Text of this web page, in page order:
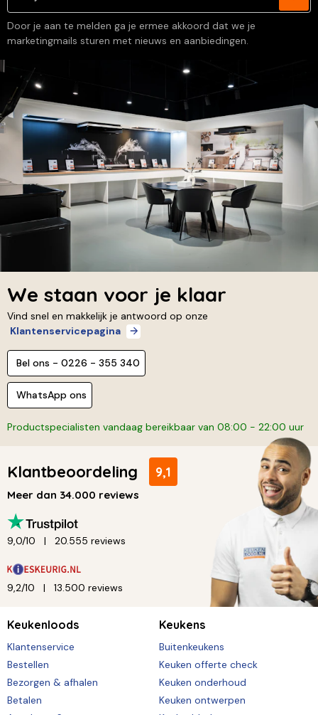
Door je aan te melden ga je ermee akkoord dat we je
marketingmails sturen met nieuws en aanbiedingen.
We staan voor je klaar
Vind snel en makkelijk je antwoord op onze
Klantenservicepagina
Bel ons - 0226 - 355 340
WhatsApp ons
Productspecialisten vandaag bereikbaar van 08:00 - 22:00 uur
Klantbeoordeling 9,1
Meer dan 34.000 reviews
9,0/10 20.555 reviews
9,2/10 13.500 reviews
Keukenloods
Klantenservice
Bestellen
Bezorgen & afhalen
Betalen
Keukens
Buitenkeukens
Keuken offerte check
Keuken onderhoud
Keuken ontwerpen